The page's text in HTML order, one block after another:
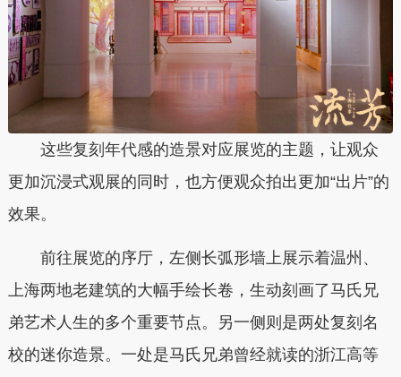
这些复刻年代感的造景对应展览的主题，让观众
更加沉浸式观展的同时，也方便观众拍出更加“出片”的
效果。
前往展览的序厅，左侧长弧形墙上展示着温州、
上海两地老建筑的大幅手绘长卷，生动刻画了马氏兄
弟艺术人生的多个重要节点。另一侧则是两处复刻名
校的迷你造景。一处是马氏兄弟曾经就读的浙江高等